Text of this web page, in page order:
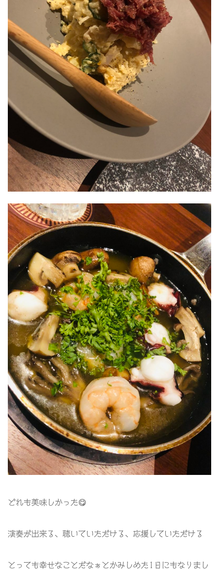
どれも美味しかった😋
演奏が出来る、聴いていただける、応援していただける
とっても幸せなことだなぁとかみしめた1日にもなりまし